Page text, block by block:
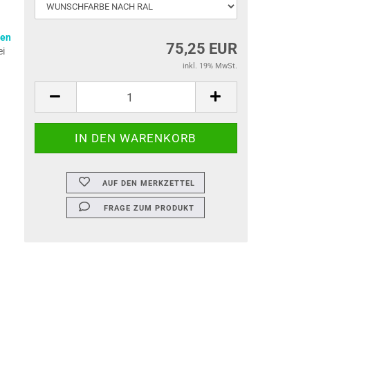
75,25 EUR
inkl. 19% MwSt.
AUF DEN MERKZETTEL
FRAGE ZUM PRODUKT